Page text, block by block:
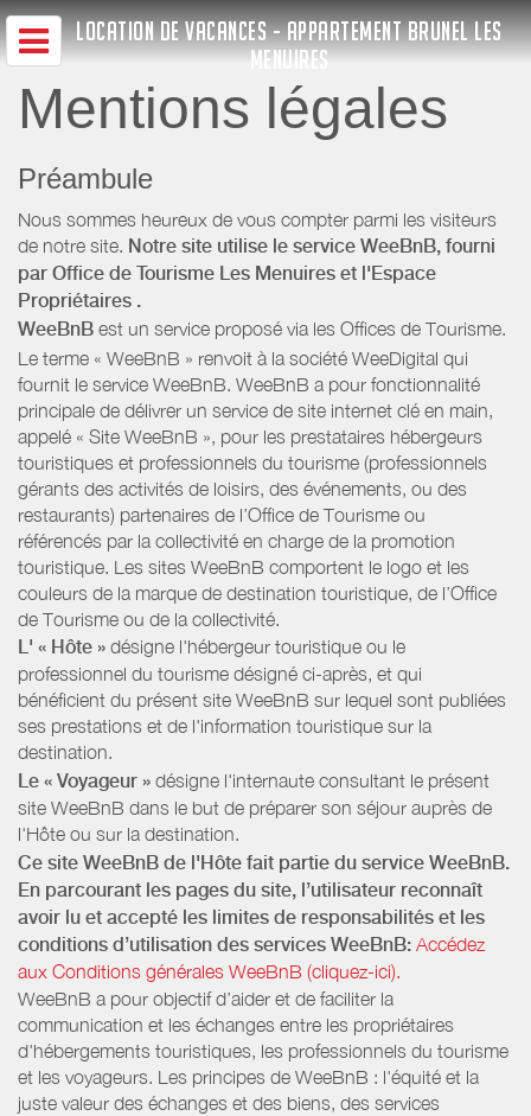
LOCATION DE VACANCES - APPARTEMENT BRUNEL LES
MENUIRES
Mentions légales
Préambule
Nous sommes heureux de vous compter parmi les visiteurs
de notre site. Notre site utilise le service WeeBnB, fourni
par Office de Tourisme Les Menuires et l'Espace
Propriétaires .
WeeBnB est un service proposé via les Offices de Tourisme.
Le terme « WeeBnB » renvoit à la société WeeDigital qui
fournit le service WeeBnB. WeeBnB a pour fonctionnalité
principale de délivrer un service de site internet clé en main,
appelé « Site WeeBnB », pour les prestataires hébergeurs
touristiques et professionnels du tourisme (professionnels
gérants des activités de loisirs, des événements, ou des
restaurants) partenaires de l’Office de Tourisme ou
référencés par la collectivité en charge de la promotion
touristique. Les sites WeeBnB comportent le logo et les
couleurs de la marque de destination touristique, de l’Office
de Tourisme ou de la collectivité.
L' « Hôte » désigne l'hébergeur touristique ou le
professionnel du tourisme désigné ci-après, et qui
bénéficient du présent site WeeBnB sur lequel sont publiées
ses prestations et de l'information touristique sur la
destination.
Le « Voyageur » désigne l'internaute consultant le présent
site WeeBnB dans le but de préparer son séjour auprès de
l'Hôte ou sur la destination.
Ce site WeeBnB de l'Hôte fait partie du service WeeBnB.
En parcourant les pages du site, l’utilisateur reconnaît
avoir lu et accepté les limites de responsabilités et les
conditions d’utilisation des services WeeBnB: Accédez
aux Conditions générales WeeBnB (cliquez-ici).
WeeBnB a pour objectif d’aider et de faciliter la
communication et les échanges entre les propriétaires
d'hébergements touristiques, les professionnels du tourisme
et les voyageurs. Les principes de WeeBnB : l'équité et la
juste valeur des échanges et des biens, des services